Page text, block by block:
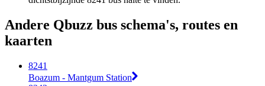
Andere Qbuzz bus schema's, routes en
kaarten
8241
Boazum - Mantgum Station